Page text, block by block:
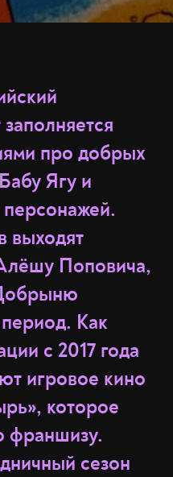
про добрых
Ягу и
выходят
Поповича,
Как
с 2017 года
игровое кино
которое
франшизу.
сезон